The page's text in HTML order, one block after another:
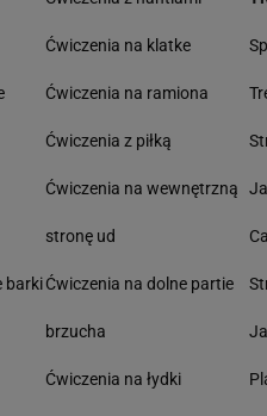
barki
Ćwiczenia na klatke
Ćwiczenia na ramiona
Ćwiczenia z piłką
Ćwiczenia na wewnętrzną
stronę ud
Ćwiczenia na dolne partie
brzucha
Ćwiczenia na łydki